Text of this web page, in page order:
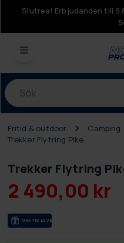
Slutrea! Erbjudanden till
Produkter
Fritid & outdoor Camping
Trekker Flytring Pike
Trekker Flytring
2 490,00 kr
GRA­TIS LE­VE­RANS